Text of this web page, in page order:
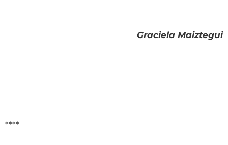
Graciela Maiztegui
****